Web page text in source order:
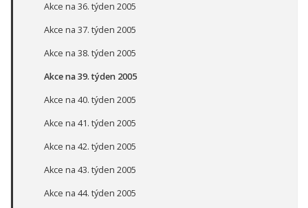
Akce na 36. týden 2005
Akce na 37. týden 2005
Akce na 38. týden 2005
Akce na 39. týden 2005
Akce na 40. týden 2005
Akce na 41. týden 2005
Akce na 42. týden 2005
Akce na 43. týden 2005
Akce na 44. týden 2005